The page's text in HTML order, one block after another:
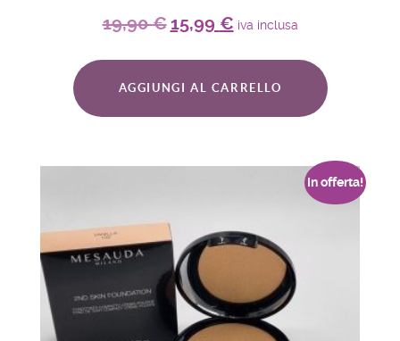
19,90€15,99 € iva inclusa
AGGIUNGI AL CARRELLO
In offerta!